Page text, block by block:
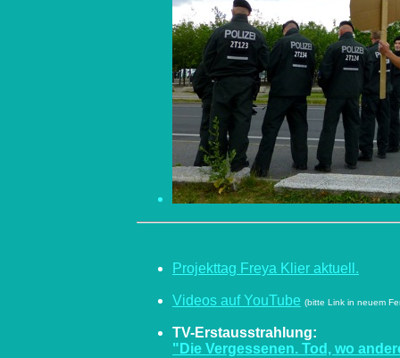
Projekttag Freya Klier aktuell.
Videos auf YouTube (bitte Link in neuem
TV-Erstausstrahlung:
"Die Vergessenen. Tod, wo